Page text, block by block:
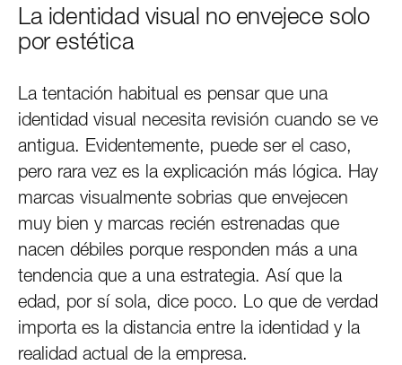
La identidad visual no envejece solo
por estética
La tentación habitual es pensar que una
identidad visual necesita revisión cuando se ve
antigua. Evidentemente, puede ser el caso,
pero rara vez es la explicación más lógica. Hay
marcas visualmente sobrias que envejecen
muy bien y marcas recién estrenadas que
nacen débiles porque responden más a una
tendencia que a una estrategia. Así que la
edad, por sí sola, dice poco. Lo que de verdad
importa es la distancia entre la identidad y la
realidad actual de la empresa.